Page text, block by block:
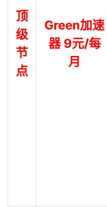
顶
级
节
点
Green加速
器 9元/每
月